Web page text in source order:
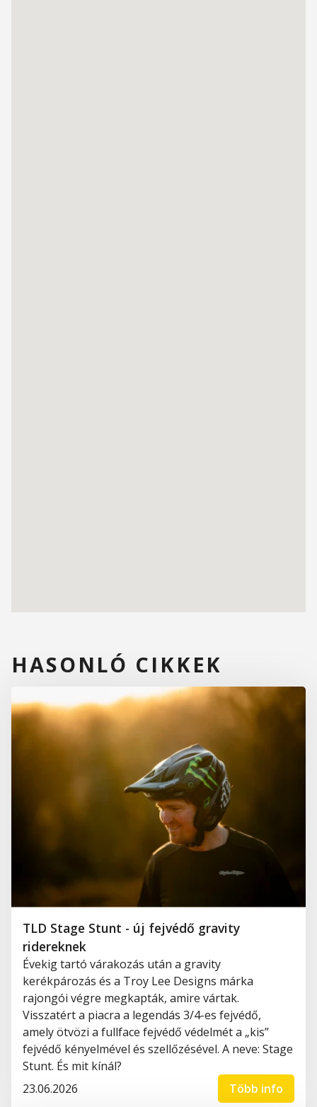
HASONLÓ CIKKEK
TLD Stage Stunt - új fejvédő gravity
ridereknek
Évekig tartó várakozás után a gravity
kerékpározás és a Troy Lee Designs márka
rajongói végre megkapták, amire vártak.
Visszatért a piacra a legendás 3/4-es fejvédő,
amely ötvözi a fullface fejvédő védelmét a „kis”
fejvédő kényelmével és szellőzésével. A neve: Stage
Stunt. És mit kínál?
23.06.2026
Több info